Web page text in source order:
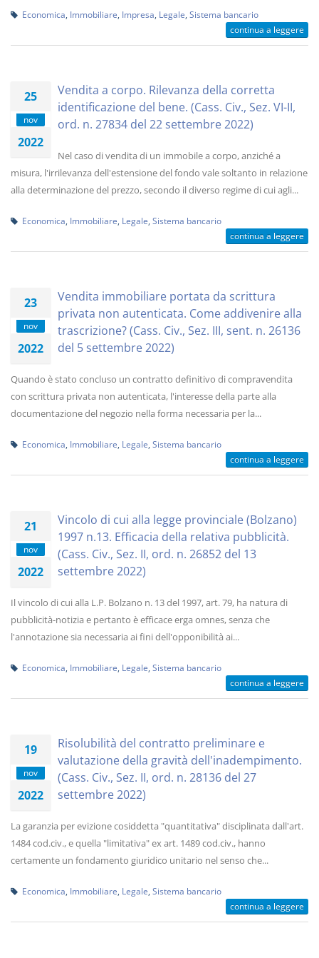
Economica Immobiliare Impresa Legale Sistema bancario
continua a leggere
25
nov
2022
Vendita a corpo. Rilevanza della corretta
identificazione del bene. (Cass. Civ., Sez. VI-II,
ord. n. 27834 del 22 settembre 2022)
Nel caso di vendita di un immobile a corpo, anziché a
misura, l'irrilevanza dell'estensione del fondo vale soltanto in relazione
alla determinazione del prezzo, secondo il diverso regime di cui agli...
Economica Immobiliare Legale Sistema bancario
continua a leggere
23
nov
2022
Vendita immobiliare portata da scrittura
privata non autenticata. Come addivenire alla
trascrizione? (Cass. Civ., Sez. III, sent. n. 26136
del 5 settembre 2022)
Quando è stato concluso un contratto definitivo di compravendita
con scrittura privata non autenticata, l'interesse della parte alla
documentazione del negozio nella forma necessaria per la...
Economica Immobiliare Legale Sistema bancario
continua a leggere
21
nov
2022
Vincolo di cui alla legge provinciale (Bolzano)
1997 n.13. Efficacia della relativa pubblicità.
(Cass. Civ., Sez. II, ord. n. 26852 del 13
settembre 2022)
Il vincolo di cui alla L.P. Bolzano n. 13 del 1997, art. 79, ha natura di
pubblicità-notizia e pertanto è efficace erga omnes, senza che
l'annotazione sia necessaria ai fini dell'opponibilità ai...
Economica Immobiliare Legale Sistema bancario
continua a leggere
19
nov
2022
Risolubilità del contratto preliminare e
valutazione della gravità dell'inadempimento.
(Cass. Civ., Sez. II, ord. n. 28136 del 27
settembre 2022)
La garanzia per evizione cosiddetta "quantitativa" disciplinata dall'art.
1484 cod.civ., e quella "limitativa" ex art. 1489 cod.civ., hanno
certamente un fondamento giuridico unitario nel senso che...
Economica Immobiliare Legale Sistema bancario
continua a leggere